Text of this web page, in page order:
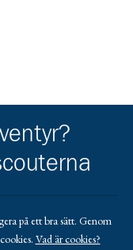
på ett bra sätt. Genom
Vad är cookies?